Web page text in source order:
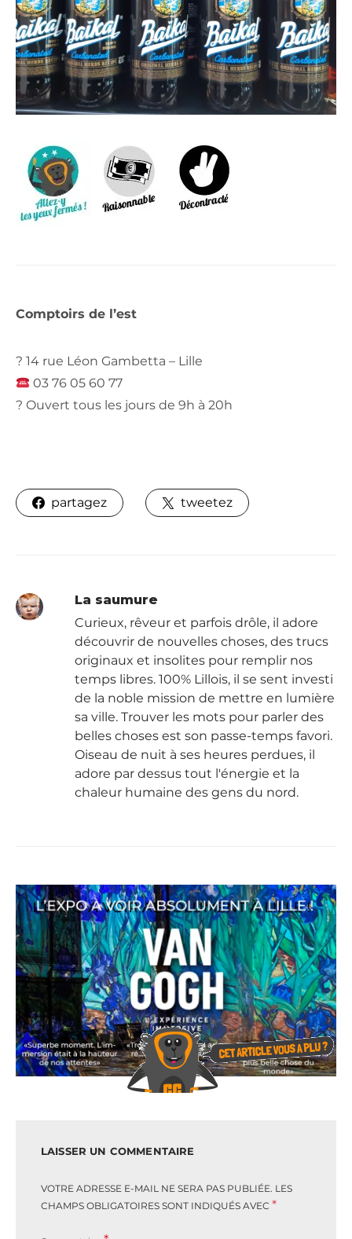
Comptoirs de l’est
? 14 rue Léon Gambetta – Lille
03 76 05 60 77
? Ouvert tous les jours de 9h à 20h
partagez tweetez
La saumure
Curieux, rêveur et parfois drôle, il adore
découvrir de nouvelles choses, des trucs
originaux et insolites pour remplir nos
temps libres. 100% Lillois, il se sent investi
de la noble mission de mettre en lumière
sa ville. Trouver les mots pour parler des
belles choses est son passe-temps favori.
Oiseau de nuit à ses heures perdues, il
adore par dessus tout l'énergie et la
chaleur humaine des gens du nord.
LAISSER UN COMMENTAIRE
VOTRE ADRESSE E-MAIL NE SERA PAS PUBLIÉE. LES
CHAMPS OBLIGATOIRES SONT INDIQUÉS AVEC *